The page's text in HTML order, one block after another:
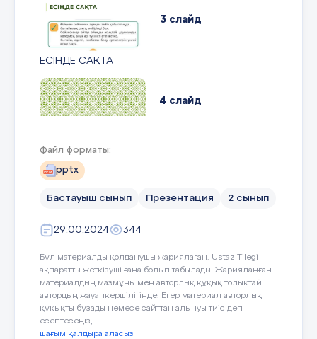
3 слайд
ЕСІҢДЕ САҚТА
4 слайд
БҮГІНГІ САБАҚТА: Достықтың ең бағалы сипаты
туралы білетін боласың. Тірек сөздер:
6 слайд
ТҮСІНІП ОҚЫ
Файл форматы:
pptx
Бастауыш сынып Презентация 2 сынып
29.00.2024 344
Бұл материалды қолданушы жариялаған. Ustaz Tilegi
ақпаратты жеткізуші ғана болып табылады. Жарияланған
материалдың мазмұны мен авторлық құқық толықтай
автордың жауапкершілігінде. Егер материал авторлық
құқықты бұзады немесе сайттан алынуы тиіс деп
есептесеңіз,
шағым қалдыра аласыз